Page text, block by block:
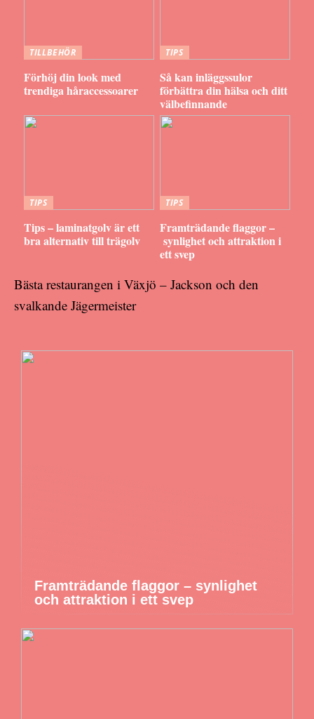
TILLBEHÖR
Förhöj din look med
trendiga håraccessoarer
TIPS
Så kan inläggssulor
förbättra din hälsa och ditt
välbefinnande
TIPS
Tips – laminatgolv är ett
bra alternativ till trägolv
TIPS
Framträdande flaggor –
synlighet och attraktion i
ett svep
Bästa restaurangen i Växjö – Jackson och den
svalkande Jägermeister
Framträdande flaggor – synlighet
och attraktion i ett svep